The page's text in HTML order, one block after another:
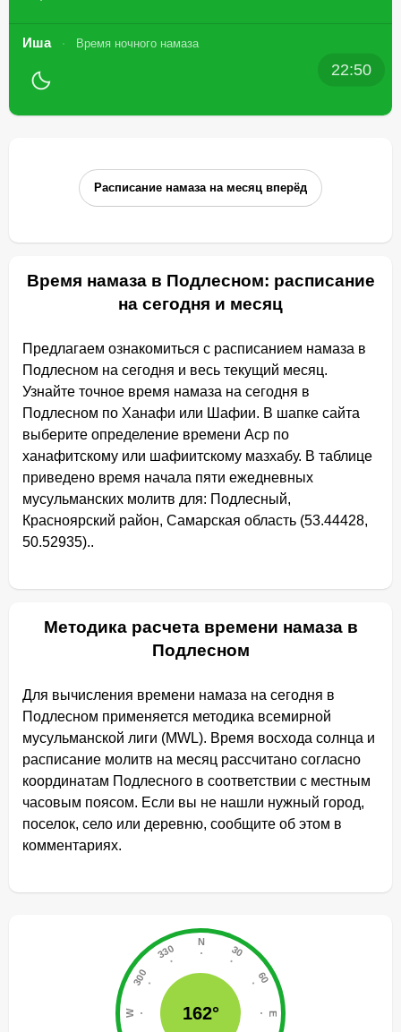
Иша Время ночного намаза
22:50
Расписание намаза на месяц вперёд
Время намаза в Подлесном: расписание
на сегодня и месяц
Предлагаем ознакомиться с расписанием намаза в
Подлесном на сегодня и весь текущий месяц.
Узнайте точное время намаза на сегодня в
Подлесном по Ханафи или Шафии. В шапке сайта
выберите определение времени Аср по
ханафитскому или шафиитскому мазхабу. В таблице
приведено время начала пяти ежедневных
мусульманских молитв для: Подлесный,
Красноярский район, Самарская область (53.44428,
50.52935)..
Методика расчета времени намаза в
Подлесном
Для вычисления времени намаза на сегодня в
Подлесном применяется методика всемирной
мусульманской лиги (MWL). Время восхода солнца и
расписание молитв на месяц рассчитано согласно
координатам Подлесного в соответствии с местным
часовым поясом. Если вы не нашли нужный город,
поселок, село или деревню, сообщите об этом в
комментариях.
162°